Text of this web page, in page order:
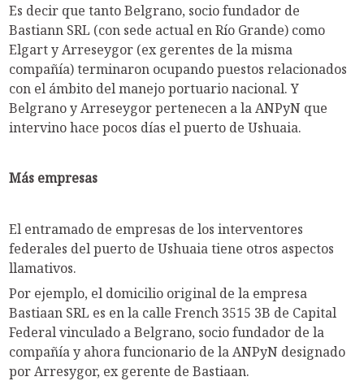
Es decir que tanto Belgrano, socio fundador de
Bastiann SRL (con sede actual en Río Grande) como
Elgart y Arreseygor (ex gerentes de la misma
compañía) terminaron ocupando puestos relacionados
con el ámbito del manejo portuario nacional. Y
Belgrano y Arreseygor pertenecen a la ANPyN que
intervino hace pocos días el puerto de Ushuaia.
Más empresas
El entramado de empresas de los interventores
federales del puerto de Ushuaia tiene otros aspectos
llamativos.
Por ejemplo, el domicilio original de la empresa
Bastiaan SRL es en la calle French 3515 3B de Capital
Federal vinculado a Belgrano, socio fundador de la
compañía y ahora funcionario de la ANPyN designado
por Arresygor, ex gerente de Bastiaan.